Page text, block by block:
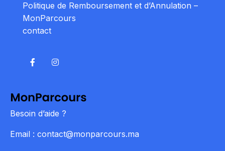
Politique de Remboursement et d’Annulation –
MonParcours
contact
Besoin d’aide ?
Email : contact@monparcours.ma